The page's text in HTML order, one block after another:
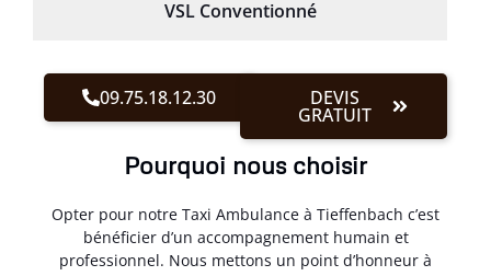
VSL Conventionné
09.75.18.12.30 DEVIS
GRATUIT
Pourquoi nous choisir
Opter pour notre Taxi Ambulance à Tieffenbach c’est
bénéficier d’un accompagnement humain et
professionnel. Nous mettons un point d’honneur à